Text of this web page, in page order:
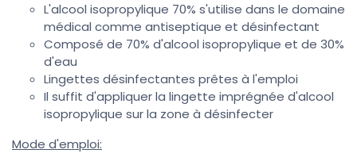
L'alcool isopropylique 70% s'utilise dans le domaine
médical comme antiseptique et désinfectant
Composé de 70% d'alcool isopropylique et de 30%
d'eau
Lingettes désinfectantes prêtes à l'emploi
Il suffit d'appliquer la lingette imprégnée d'alcool
isopropylique sur la zone à désinfecter
Mode d'emploi: